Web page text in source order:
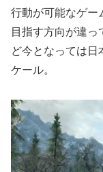
行動が可能なゲー
目指す方向が違
ど今となっては日
ケール。